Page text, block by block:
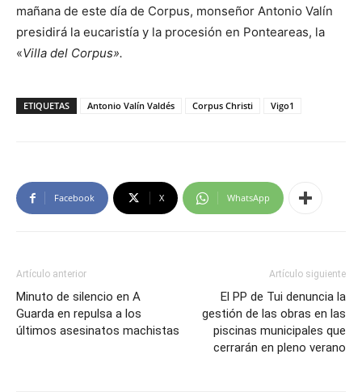
mañana de este día de Corpus, monseñor Antonio Valín
presidirá la eucaristía y la procesión en Ponteareas, la
«Villa del Corpus».
ETIQUETAS Antonio Valín Valdés Corpus Christi Vigo1
Facebook X WhatsApp
Artículo anterior
Minuto de silencio en A
Guarda en repulsa a los
últimos asesinatos machistas
Artículo siguiente
El PP de Tui denuncia la
gestión de las obras en las
piscinas municipales que
cerrarán en pleno verano